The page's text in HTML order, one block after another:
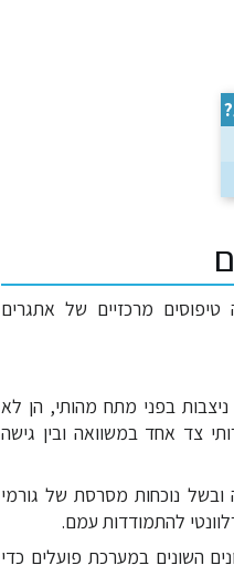
טיפוסים מרכזיים של אתגרים
בפני מתח מהותי, הן לא
צד אחד במשוואה ובין גישה
נוכחות מסרסת של גורמי
להתמודדות עמם.
השונים במערכת פועלים כדי